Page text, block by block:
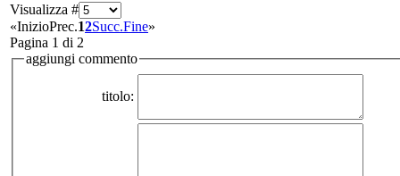
Visualizza #
«InizioPrec.12Succ.Fine»
Pagina 1 di 2
aggiungi commento
titolo: